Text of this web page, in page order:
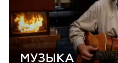
МУЗЫКА